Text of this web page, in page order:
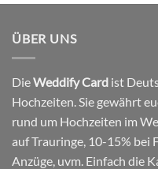
ÜBER UNS
DieWeddify Card ist
Hochzeiten. Sie gewährt
rund um Hochzeiten im
auf Trauringe, 10-15% bei
Anzüge, uvm. Einfach die